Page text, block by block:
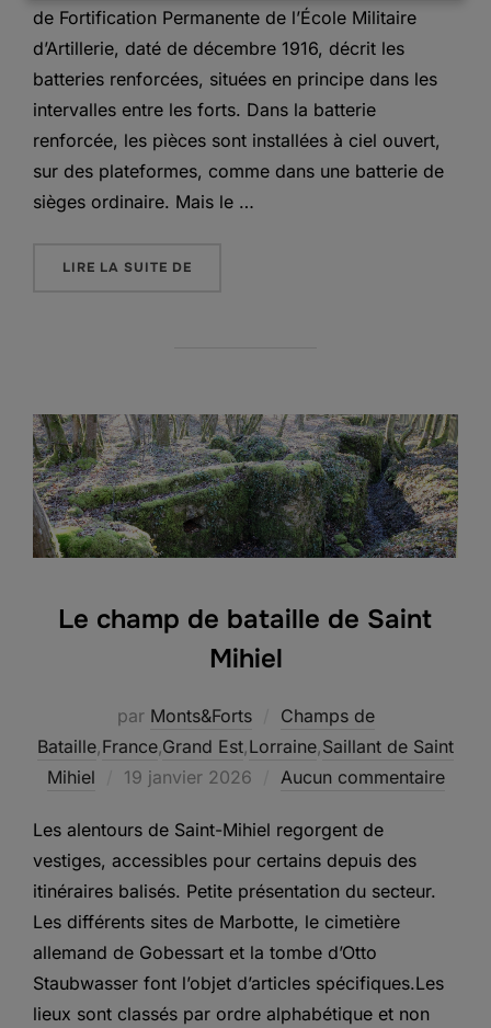
de Fortification Permanente de l’École Militaire
d’Artillerie, daté de décembre 1916, décrit les
batteries renforcées, situées en principe dans les
intervalles entre les forts. Dans la batterie
renforcée, les pièces sont installées à ciel ouvert,
sur des plateformes, comme dans une batterie de
sièges ordinaire. Mais le …
LIRE LA SUITE DE
Le champ de bataille de Saint
Mihiel
par Monts&Forts
Champs de
Bataille,France,Grand Est,Lorraine,Saillant de Saint
Mihiel
Publié
19 janvier 2026 Aucun commentaire
Les alentours de Saint-Mihiel regorgent de
vestiges, accessibles pour certains depuis des
itinéraires balisés. Petite présentation du secteur.
Les différents sites de Marbotte, le cimetière
allemand de Gobessart et la tombe d’Otto
Staubwasser font l’objet d’articles spécifiques.Les
lieux sont classés par ordre alphabétique et non